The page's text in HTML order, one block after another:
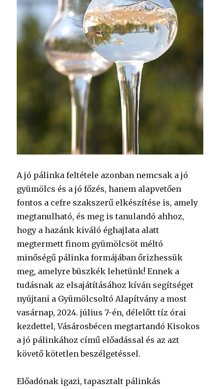
A jó pálinka feltétele azonban nemcsak a jó
gyümölcs és a jó főzés, hanem alapvetően
fontos a cefre szakszerű elkészítése is, amely
megtanulható, és meg is tanulandó ahhoz,
hogy a hazánk kiváló éghajlata alatt
megtermett finom gyümölcsöt méltó
minőségű pálinka formájában őrizhessük
meg, amelyre büszkék lehetünk! Ennek a
tudásnak az elsajátításához kíván segítséget
nyújtani a Gyümölcsoltó Alapítvány a most
vasárnap, 2024. július 7-én, délelőtt tíz órai
kezdettel, Vásárosbécen megtartandó Kisokos
a jó pálinkához című előadással és az azt
követő kötetlen beszélgetéssel.
Előadónak igazi, tapasztalt pálinkás